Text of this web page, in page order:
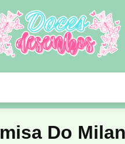
Do Milan